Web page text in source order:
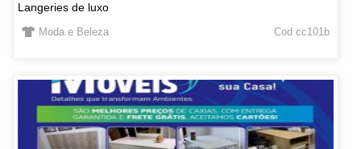
Langeries de luxo
Moda e Beleza Cod cc101b